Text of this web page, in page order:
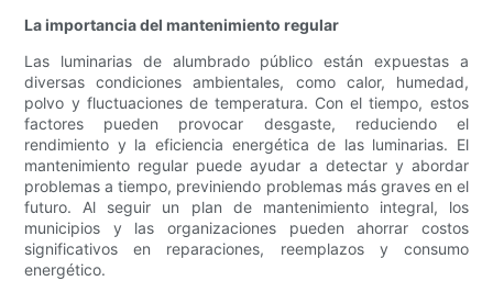
La importancia del mantenimiento regular
Las luminarias de alumbrado público están expuestas a
diversas condiciones ambientales, como calor, humedad,
polvo y fluctuaciones de temperatura. Con el tiempo, estos
factores pueden provocar desgaste, reduciendo el
rendimiento y la eficiencia energética de las luminarias. El
mantenimiento regular puede ayudar a detectar y abordar
problemas a tiempo, previniendo problemas más graves en el
futuro. Al seguir un plan de mantenimiento integral, los
municipios y las organizaciones pueden ahorrar costos
significativos en reparaciones, reemplazos y consumo
energético.